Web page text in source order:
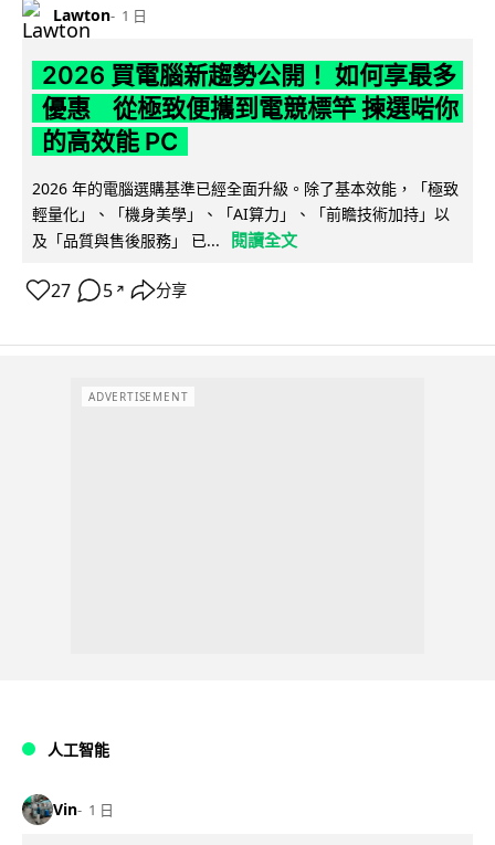
Lawton 1 日
2026 買電腦新趨勢公開！ 如何享最多
優惠 從極致便攜到電競標竿 揀選啱你
的高效能 PC
2026 年的電腦選購基準已經全面升級。除了基本效能，「極致
輕量化」、「機身美學」、「AI算力」、「前瞻技術加持」以
及「品質與售後服務」 已...
閱讀全文
27 5 ↗ 分享
ADVERTISEMENT
人工智能
Vin 1 日